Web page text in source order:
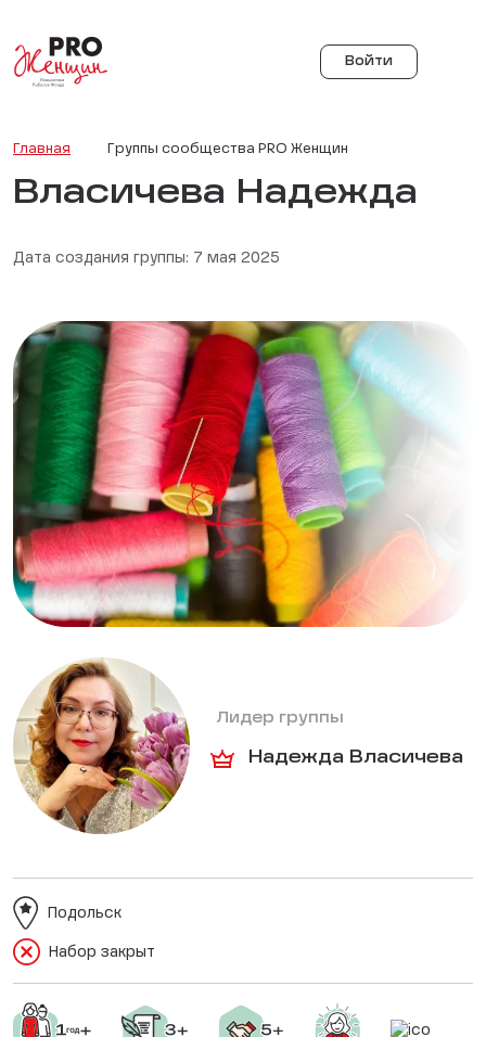
Войти
Главная Группы сообщества PRO Женщин
Власичева Надежда
Дата создания группы: 7 мая 2025
Лидер группы
Надежда Власичева
Набор закрыт
Подольск